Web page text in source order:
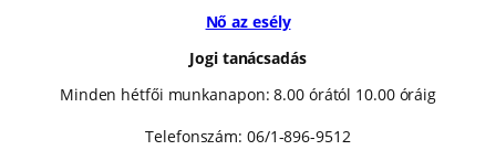
Nő az esély
Jogi tanácsadás
Minden hétfői munkanapon: 8.00 órától 10.00 óráig
Telefonszám: 06/1-896-9512